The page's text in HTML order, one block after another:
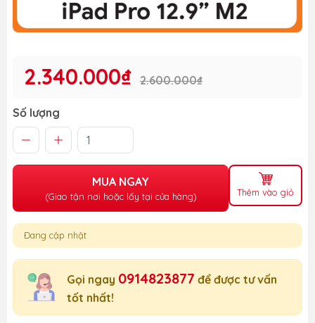
2.340.000₫ 2.600.000₫
Số lượng
MUA NGAY
(Giao tận nơi hoặc lấy tại cửa hàng) Thêm vào giỏ
Đang cập nhật
Gọi ngay 0914823877 để được tư vấn
tốt nhất!